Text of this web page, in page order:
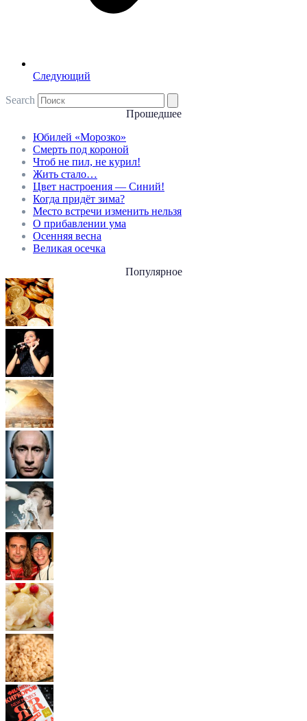
Следующий
Search
Прошедшее
Юбилей «Морозко»
Смерть под короной
Чтоб не пил, не курил!
Жить стало…
Цвет настроения — Синий!
Когда придёт зима?
Место встречи изменить нельзя
О прибавлении ума
Осенняя весна
Великая осечка
Популярное